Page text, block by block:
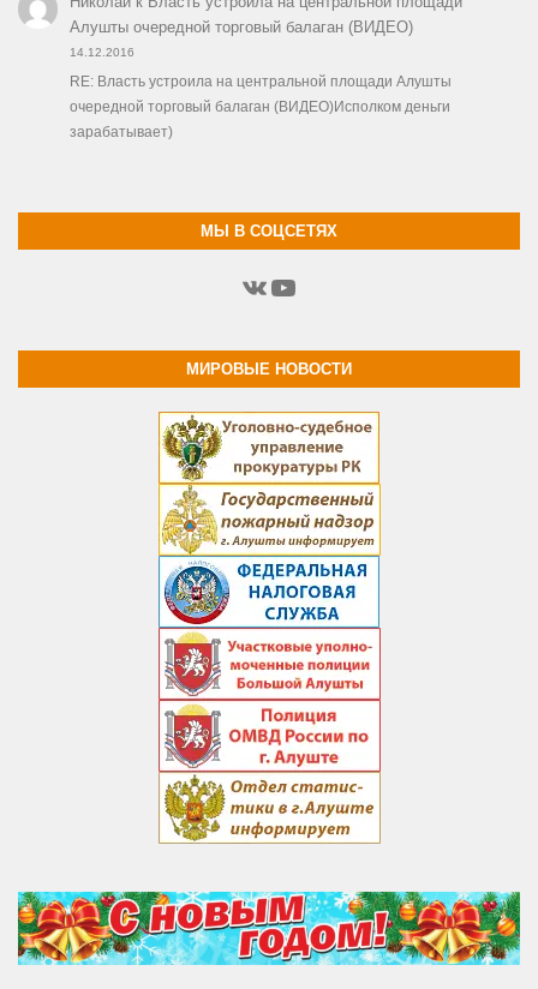
Алушты очередной торговый балаган (ВИДЕО)
14.12.2016
RE: Власть устроила на центральной площади Алушты
очередной торговый балаган (ВИДЕО)Исполком деньги
зарабатывает)
МЫ В СОЦСЕТЯХ
ВКонтакте
YouTube
МИРОВЫЕ НОВОСТИ